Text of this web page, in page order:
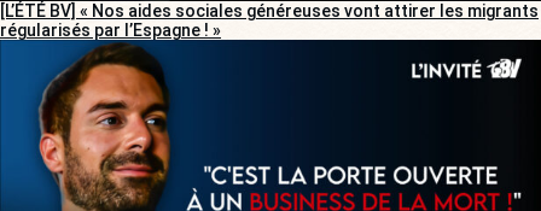
[L’ÉTÉ BV] « Nos aides sociales généreuses vont attirer les migrants
régularisés par l’Espagne ! »